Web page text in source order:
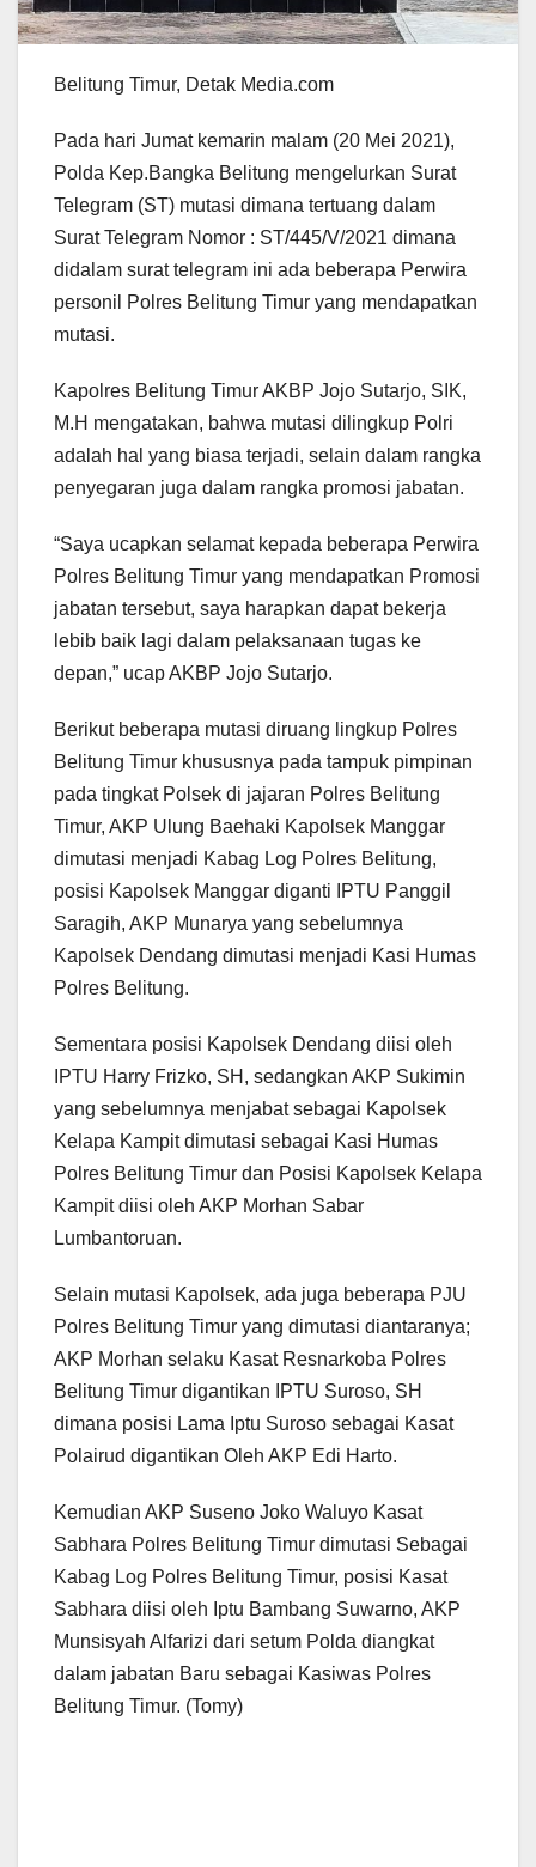
Belitung Timur, Detak Media.com
Pada hari Jumat kemarin malam (20 Mei 2021),
Polda Kep.Bangka Belitung mengelurkan Surat
Telegram (ST) mutasi dimana tertuang dalam
Surat Telegram Nomor : ST/445/V/2021 dimana
didalam surat telegram ini ada beberapa Perwira
personil Polres Belitung Timur yang mendapatkan
mutasi.
Kapolres Belitung Timur AKBP Jojo Sutarjo, SIK,
M.H mengatakan, bahwa mutasi dilingkup Polri
adalah hal yang biasa terjadi, selain dalam rangka
penyegaran juga dalam rangka promosi jabatan.
“Saya ucapkan selamat kepada beberapa Perwira
Polres Belitung Timur yang mendapatkan Promosi
jabatan tersebut, saya harapkan dapat bekerja
lebib baik lagi dalam pelaksanaan tugas ke
depan,” ucap AKBP Jojo Sutarjo.
Berikut beberapa mutasi diruang lingkup Polres
Belitung Timur khususnya pada tampuk pimpinan
pada tingkat Polsek di jajaran Polres Belitung
Timur, AKP Ulung Baehaki Kapolsek Manggar
dimutasi menjadi Kabag Log Polres Belitung,
posisi Kapolsek Manggar diganti IPTU Panggil
Saragih, AKP Munarya yang sebelumnya
Kapolsek Dendang dimutasi menjadi Kasi Humas
Polres Belitung.
Sementara posisi Kapolsek Dendang diisi oleh
IPTU Harry Frizko, SH, sedangkan AKP Sukimin
yang sebelumnya menjabat sebagai Kapolsek
Kelapa Kampit dimutasi sebagai Kasi Humas
Polres Belitung Timur dan Posisi Kapolsek Kelapa
Kampit diisi oleh AKP Morhan Sabar
Lumbantoruan.
Selain mutasi Kapolsek, ada juga beberapa PJU
Polres Belitung Timur yang dimutasi diantaranya;
AKP Morhan selaku Kasat Resnarkoba Polres
Belitung Timur digantikan IPTU Suroso, SH
dimana posisi Lama Iptu Suroso sebagai Kasat
Polairud digantikan Oleh AKP Edi Harto.
Kemudian AKP Suseno Joko Waluyo Kasat
Sabhara Polres Belitung Timur dimutasi Sebagai
Kabag Log Polres Belitung Timur, posisi Kasat
Sabhara diisi oleh Iptu Bambang Suwarno, AKP
Munsisyah Alfarizi dari setum Polda diangkat
dalam jabatan Baru sebagai Kasiwas Polres
Belitung Timur. (Tomy)